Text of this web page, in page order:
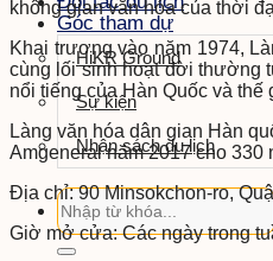
Góc tham dự
HiKR Ground
Sự kiện
Nhận sách du lịch
không gian văn hóa của thời
Khai trương vào năm 1974,
cùng lối sinh hoạt đời thường
nổi tiếng của Hàn Quốc và thế
Làng văn hóa dân gian Hàn
Amgeneral năm 2017 cho
Địa chỉ: 90 Minsokchon-ro,
Giờ mở cửa: Các ngày trong